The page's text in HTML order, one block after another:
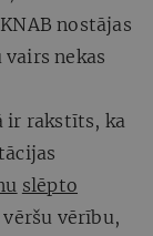
nostājas
nekas
ir rakstīts, ka
slēpto
vēršu vērību,